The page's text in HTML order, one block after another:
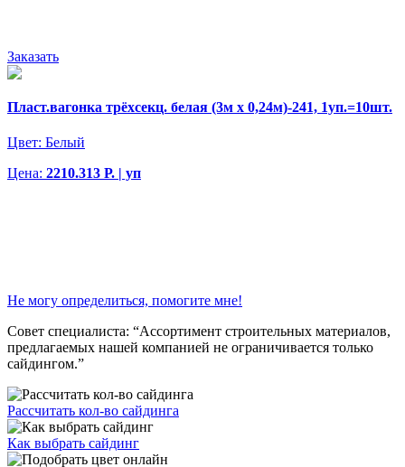
Заказать
Пласт.вагонка трёхсекц. белая (3м х 0,24м)-241, 1уп.=10шт.
Цвет: Белый
Цена: 2210.313 Р. | уп
Не могу определиться, помогите мне!
Совет специалиста: “Ассортимент строительных материалов,
предлагаемых нашей компанией не ограничивается только
сайдингом.”
Рассчитать кол-во сайдинга
Как выбрать сайдинг